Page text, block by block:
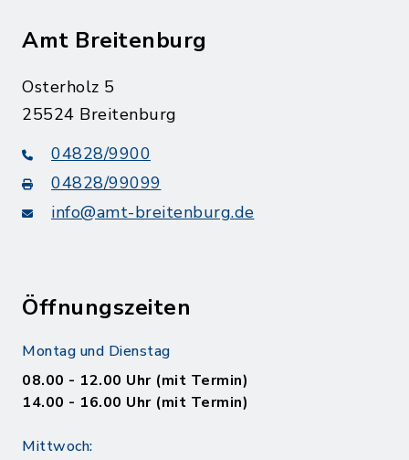
Amt Breitenburg
Osterholz 5
25524 Breitenburg
04828/9900
04828/99099
info@amt-breitenburg.de
Öffnungszeiten
Montag und Dienstag
08.00 - 12.00 Uhr (mit Termin)
14.00 - 16.00 Uhr (mit Termin)
Mittwoch: